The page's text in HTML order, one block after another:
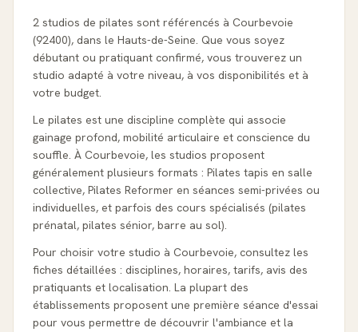
2 studios de pilates sont référencés à Courbevoie
(92400), dans le Hauts-de-Seine. Que vous soyez
débutant ou pratiquant confirmé, vous trouverez un
studio adapté à votre niveau, à vos disponibilités et à
votre budget.
Le pilates est une discipline complète qui associe
gainage profond, mobilité articulaire et conscience du
souffle. À Courbevoie, les studios proposent
généralement plusieurs formats : Pilates tapis en salle
collective, Pilates Reformer en séances semi-privées ou
individuelles, et parfois des cours spécialisés (pilates
prénatal, pilates sénior, barre au sol).
Pour choisir votre studio à Courbevoie, consultez les
fiches détaillées : disciplines, horaires, tarifs, avis des
pratiquants et localisation. La plupart des
établissements proposent une première séance d'essai
pour vous permettre de découvrir l'ambiance et la